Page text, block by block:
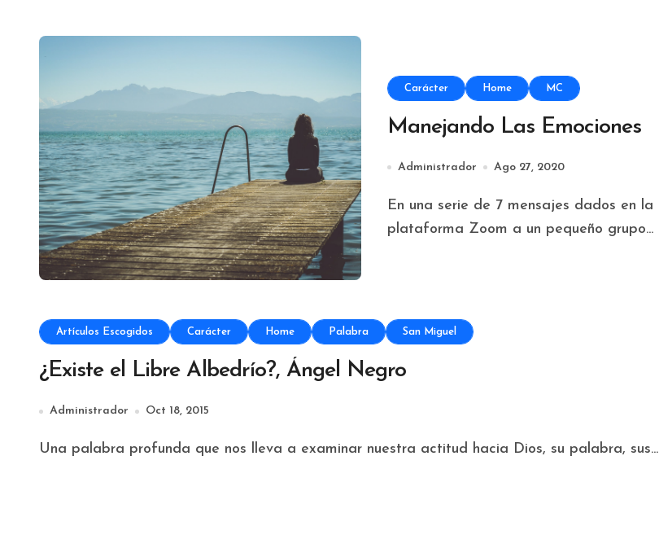
Carácter Home MC
Manejando Las Emociones
Administrador Ago 27, 2020
En una serie de 7 mensajes dados en la
plataforma Zoom a un pequeño grupo...
Artículos Escogidos Carácter Home Palabra San Miguel
¿Existe el Libre Albedrío?, Ángel Negro
Administrador Oct 18, 2015
Una palabra profunda que nos lleva a examinar nuestra actitud hacia Dios, su palabra, sus...